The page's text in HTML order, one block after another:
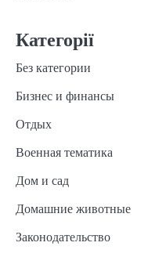
Категорії
Без категории
Бизнес и финансы
Отдых
Военная тематика
Дом и сад
Домашние животные
Законодательство